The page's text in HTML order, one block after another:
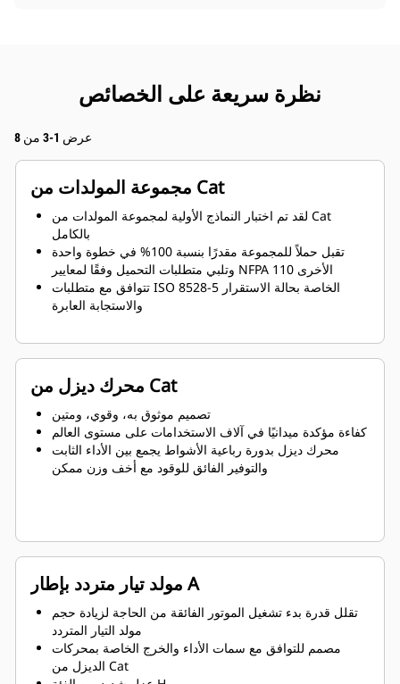
نظرة سريعة على الخصائص
عرض 1-3 من 8
مجموعة المولدات من Cat
لقد تم اختبار النماذج الأولية لمجموعة المولدات من Cat
بالكامل
تقبل حملاً للمجموعة مقدرًا بنسبة 100% في خطوة واحدة
وتلبي متطلبات التحميل وفقًا لمعايير NFPA 110 الأخرى
تتوافق مع متطلبات ISO 8528-5 الخاصة بحالة الاستقرار
والاستجابة العابرة
محرك ديزل من Cat
تصميم موثوق به، وقوي، ومتين
كفاءة مؤكدة ميدانيًا في آلاف الاستخدامات على مستوى العالم
محرك ديزل بدورة رباعية الأشواط يجمع بين الأداء الثابت
والتوفير الفائق للوقود مع أخف وزن ممكن
مولد تيار متردد بإطار A
تقلل قدرة بدء تشغيل الموتور الفائقة من الحاجة لزيادة حجم
مولد التيار المتردد
مصمم للتوافق مع سمات الأداء والخرج الخاصة بمحركات
الديزل من Cat